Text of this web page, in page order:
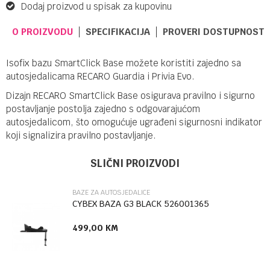
Dodaj proizvod u spisak za kupovinu
O PROIZVODU SPECIFIKACIJA PROVERI DOSTUPNOST
Isofix bazu SmartClick Base možete koristiti zajedno sa
autosjedalicama RECARO Guardia i Privia Evo.
Dizajn RECARO SmartClick Base osigurava pravilno i sigurno
postavljanje postolja zajedno s odgovarajućom
autosjedalicom, što omogućuje ugrađeni sigurnosni indikator
koji signalizira pravilno postavljanje.
Baze za autosjedalice
SLIČNI PROIZVODI
BAZE ZA AUTOSJEDALICE
CYBEX BAZA G3 BLACK 526001365
499,00 KM